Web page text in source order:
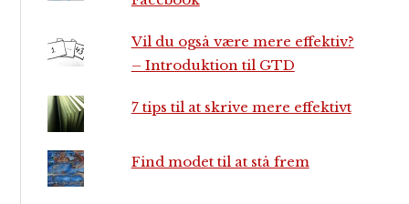
Vil du også være mere effektiv?
– Introduktion til GTD
7 tips til at skrive mere effektivt
Find modet til at stå frem